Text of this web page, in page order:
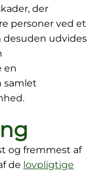
der
personer ved et
desuden udvides
en
samlet
og fremmest af
de lovpligtige